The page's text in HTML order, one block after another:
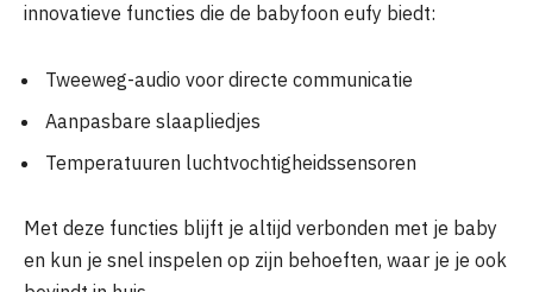
innovatieve functies die de babyfoon eufy biedt:
Tweeweg-audio voor directe communicatie
Aanpasbare slaapliedjes
Temperatuuren luchtvochtigheidssensoren
Met deze functies blijft je altijd verbonden met je baby
en kun je snel inspelen op zijn behoeften, waar je je ook